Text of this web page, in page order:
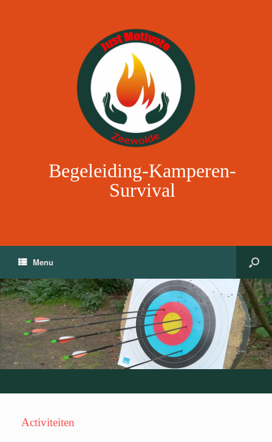
Begeleiding-Kamperen-
Survival
Menu
Activiteiten